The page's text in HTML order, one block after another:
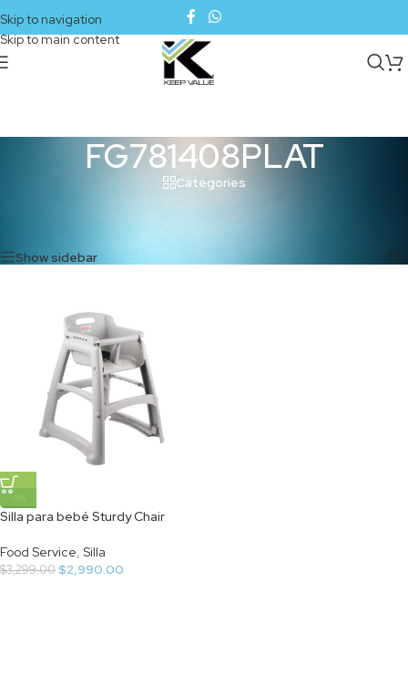
Skip to navigation
Skip to main content
FG781408PLAT
Categories
Productos etiquetados “FG781408PLAT”
Show sidebar
-9%
Silla para bebé Sturdy Chair
Food Service, Silla
$3,299.00$2,990.00